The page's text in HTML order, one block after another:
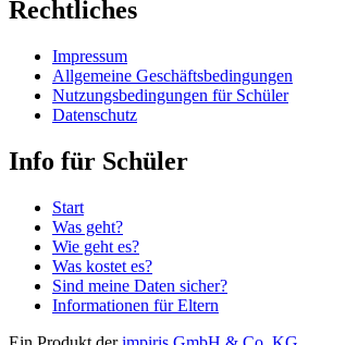
Rechtliches
Impressum
Allgemeine Geschäftsbedingungen
Nutzungsbedingungen für Schüler
Datenschutz
Info für Schüler
Start
Was geht?
Wie geht es?
Was kostet es?
Sind meine Daten sicher?
Informationen für Eltern